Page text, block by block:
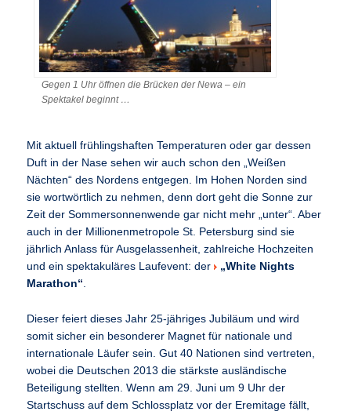
Gegen 1 Uhr öffnen die Brücken der Newa – ein
Spektakel beginnt …
Mit aktuell frühlingshaften Temperaturen oder gar dessen
Duft in der Nase sehen wir auch schon den „Weißen
Nächten“ des Nordens entgegen. Im Hohen Norden sind
sie wortwörtlich zu nehmen, denn dort geht die Sonne zur
Zeit der Sommersonnenwende gar nicht mehr „unter“. Aber
auch in der Millionenmetropole St. Petersburg sind sie
jährlich Anlass für Ausgelassenheit, zahlreiche Hochzeiten
und ein spektakuläres Laufevent: der „White Nights
Marathon“.
Dieser feiert dieses Jahr 25-jähriges Jubiläum und wird
somit sicher ein besonderer Magnet für nationale und
internationale Läufer sein. Gut 40 Nationen sind vertreten,
wobei die Deutschen 2013 die stärkste ausländische
Beteiligung stellten. Wenn am 29. Juni um 9 Uhr der
Startschuss auf dem Schlossplatz vor der Eremitage fällt,